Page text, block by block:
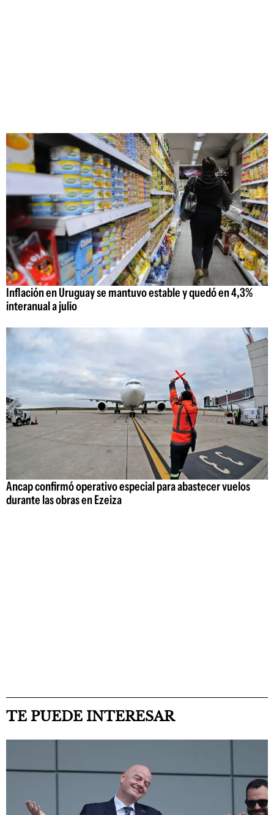
Inflación en Uruguay se mantuvo estable y quedó en 4,3%
interanual a julio
Ancap confirmó operativo especial para abastecer vuelos
durante las obras en Ezeiza
TE PUEDE INTERESAR